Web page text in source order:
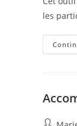
les